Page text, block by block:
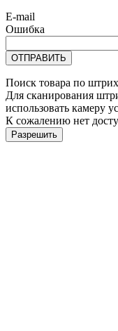
E-mail
Ошибка
ОТПРАВИТЬ
Поиск товара по
Для сканирования
использовать камеру
К сожалению нет
Разрешить